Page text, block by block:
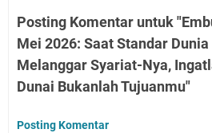
Posting Komentar untuk
Mei 2026: Saat Standar
Melanggar Syariat-Nya,
Dunai Bukanlah Tujuanmu"
Posting Komentar